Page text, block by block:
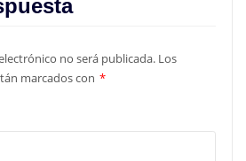
no será publicada. Los
marcados con *